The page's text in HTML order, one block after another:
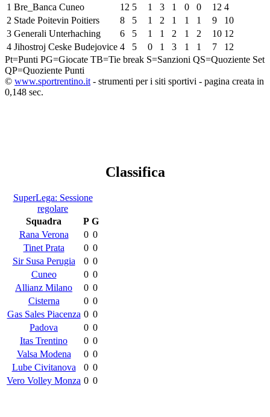
1 Bre_Banca Cuneo 12 5 1 3 1 0 0 12 4
2 Stade Poitevin Poitiers 8 5 1 2 1 1 1 9
10
3 Generali Unterhaching 6 5 1 1 2 1 2 10 12
4 Jihostroj Ceske Budejovice 4 5 0 1 3 1 1 7
12
Pt=Punti PG=Giocate TB=Tie break S=Sanzioni QS=Quoziente Set
QP=Quoziente Punti
© www.sportrentino.it - strumenti per i siti sportivi - pagina creata in
0,148 sec.
Classifica
SuperLega: Sessione
regolare
Squadra
P G
Rana Verona
0 0
Tinet Prata
0 0
Sir Susa Perugia
0 0
Cuneo
0 0
Allianz Milano
0 0
Cisterna
0 0
Gas Sales Piacenza 0 0
Padova
0 0
Itas Trentino
0 0
Valsa Modena
0 0
Lube Civitanova
0 0
Vero Volley Monza 0 0